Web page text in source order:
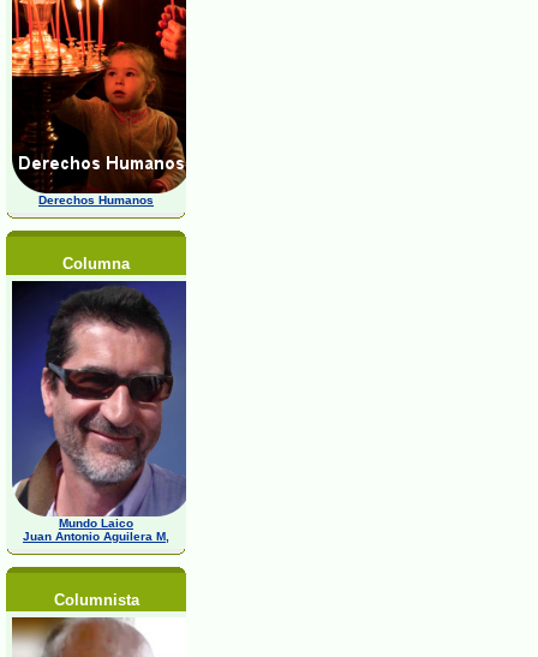
Derechos Humanos
Columna
Mundo Laico
Juan Antonio Aguilera M,
Columnista